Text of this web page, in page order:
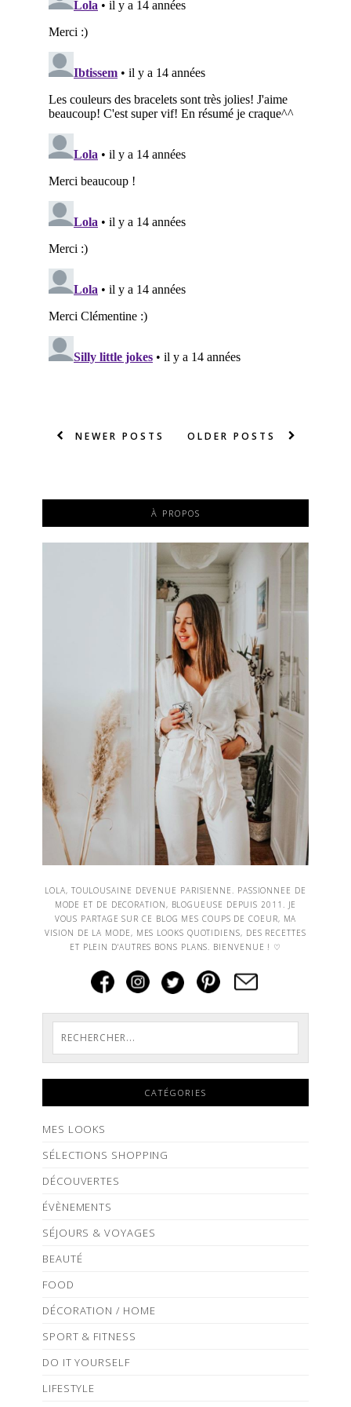
NEWER POSTS OLDER POSTS
À PROPOS
LOLA, TOULOUSAINE DEVENUE PARISIENNE. PASSIONNEE DE
MODE ET DE DECORATION, BLOGUEUSE DEPUIS 2011. JE
VOUS PARTAGE SUR CE BLOG MES COUPS DE COEUR, MA
VISION DE LA MODE, MES LOOKS QUOTIDIENS, DES RECETTES
ET PLEIN D'AUTRES BONS PLANS. BIENVENUE ! ♡
CATÉGORIES
MES LOOKS
SÉLECTIONS SHOPPING
DÉCOUVERTES
ÉVÈNEMENTS
SÉJOURS & VOYAGES
BEAUTÉ
FOOD
DÉCORATION / HOME
SPORT & FITNESS
DO IT YOURSELF
LIFESTYLE